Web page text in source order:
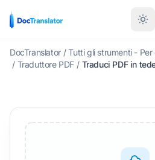
DocTranslator / Tutti gli strumenti -
/ Traduttore PDF / Traduci PDF in